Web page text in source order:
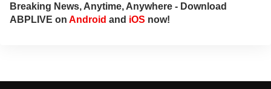
Breaking News, Anytime, Anywhere - Download
ABPLIVE on Android and iOS now!